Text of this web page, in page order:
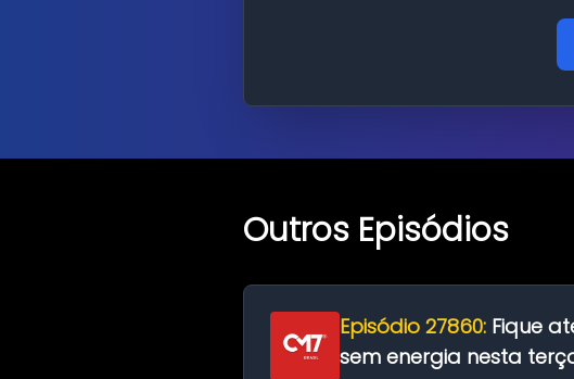
Outros Episódios
Episódio 27860: Fique
sem energia nesta